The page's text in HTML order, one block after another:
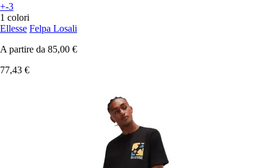
+-3
1 colori
Ellesse Felpa Losali
A partire da 85,00 €
77,43 €